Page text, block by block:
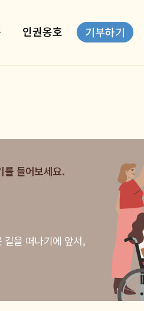
인권옹호 기부하기
를 들어보세요.
길을 떠나기에 앞서,